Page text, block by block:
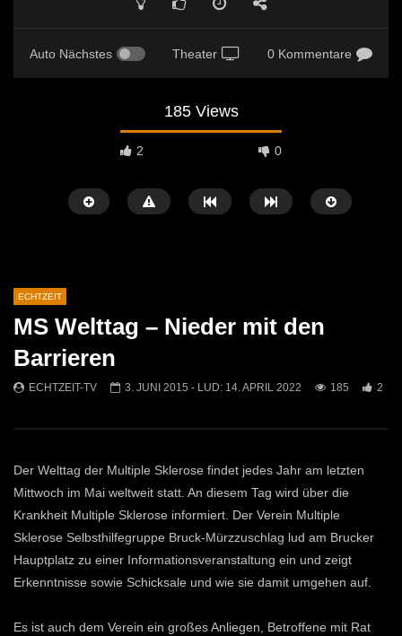
Auto Nächstes Theater 0 Kommentare
185 Views
2 0
Mittendrin
810
1
Kammern
607
0
ECHTZEIT
MS Welttag – Nieder mit den
Barrieren
ECHTZEIT-TV 3. JUNI 2015 - LUD: 14. APRIL 2022 185 2
Der Welttag der Multiple Sklerose findet jedes Jahr am letzten
Mittwoch im Mai weltweit statt. An diesem Tag wird über die
Krankheit Multiple Sklerose informiert. Der Verein Multiple
Sklerose Selbsthilfegruppe Bruck-Mürzzuschlag lud am Brucker
Hauptplatz zu einer Informationsveranstaltung ein und zeigt
Erkenntnisse sowie Schicksale und wie sie damit umgehen auf.
Es ist auch dem Verein ein großes Anliegen, Betroffene mit Rat